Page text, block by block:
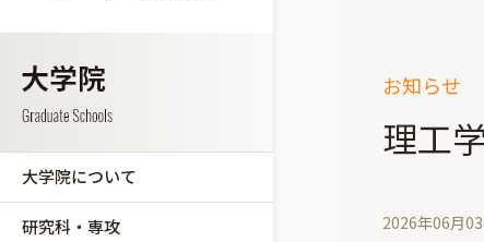
大学院について
研究科・専攻
お知らせ
理工
2026年06月